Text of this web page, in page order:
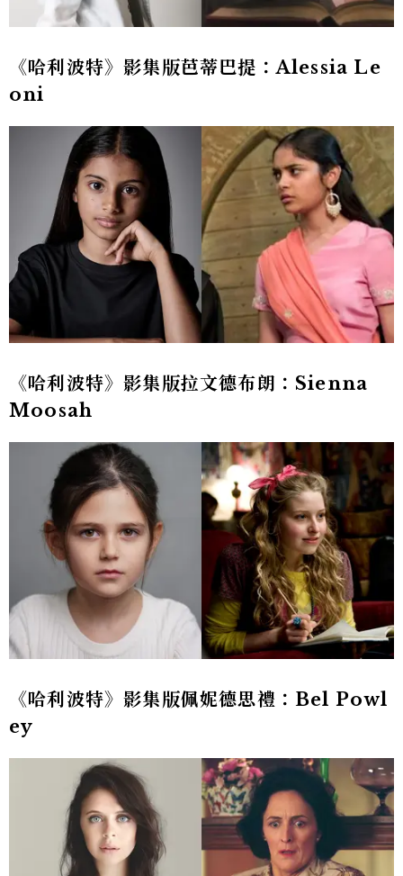
《哈利波特》影集版芭蒂巴提：Alessia Le
oni
《哈利波特》影集版拉文德布朗：Sienna
Moosah
《哈利波特》影集版佩妮德思禮：Bel Powl
ey